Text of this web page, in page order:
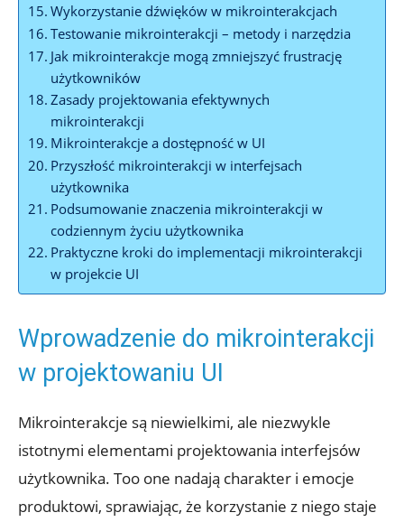
Wykorzystanie dźwięków w mikrointerakcjach
Testowanie mikrointerakcji – metody i narzędzia
Jak mikrointerakcje mogą zmniejszyć frustrację
użytkowników
Zasady projektowania efektywnych
mikrointerakcji
Mikrointerakcje a dostępność w UI
Przyszłość mikrointerakcji w interfejsach
użytkownika
Podsumowanie znaczenia mikrointerakcji w
codziennym życiu użytkownika
Praktyczne kroki do implementacji mikrointerakcji
w projekcie UI
Wprowadzenie do mikrointerakcji
w projektowaniu UI
Mikrointerakcje są niewielkimi, ale niezwykle
istotnymi elementami projektowania interfejsów
użytkownika. Too one nadają charakter i emocje
produktowi, sprawiając, że korzystanie z niego staje